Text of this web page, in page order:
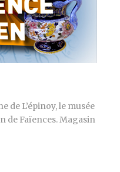
de L’épinoy, le musée
de Faïences. Magasin